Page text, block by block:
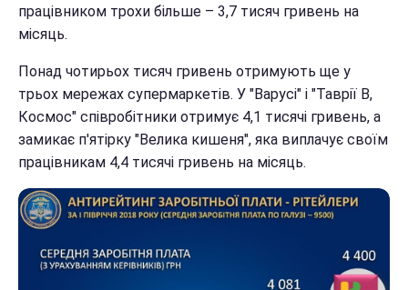
працівником трохи більше – 3,7 тисяч гривень на
місяць.
Понад чотирьох тисяч гривень отримують ще у
трьох мережах супермаркетів. У "Варусі" і "Таврії В,
Космос" співробітники отримує 4,1 тисячі гривень, а
замикає п'ятірку "Велика кишеня", яка виплачує своїм
працівникам 4,4 тисячі гривень на місяць.